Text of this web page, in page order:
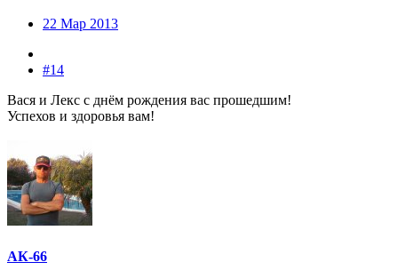
22 Мар 2013
#14
Вася и Лекс с днём рождения вас прошедшим!
Успехов и здоровья вам!
АК-66